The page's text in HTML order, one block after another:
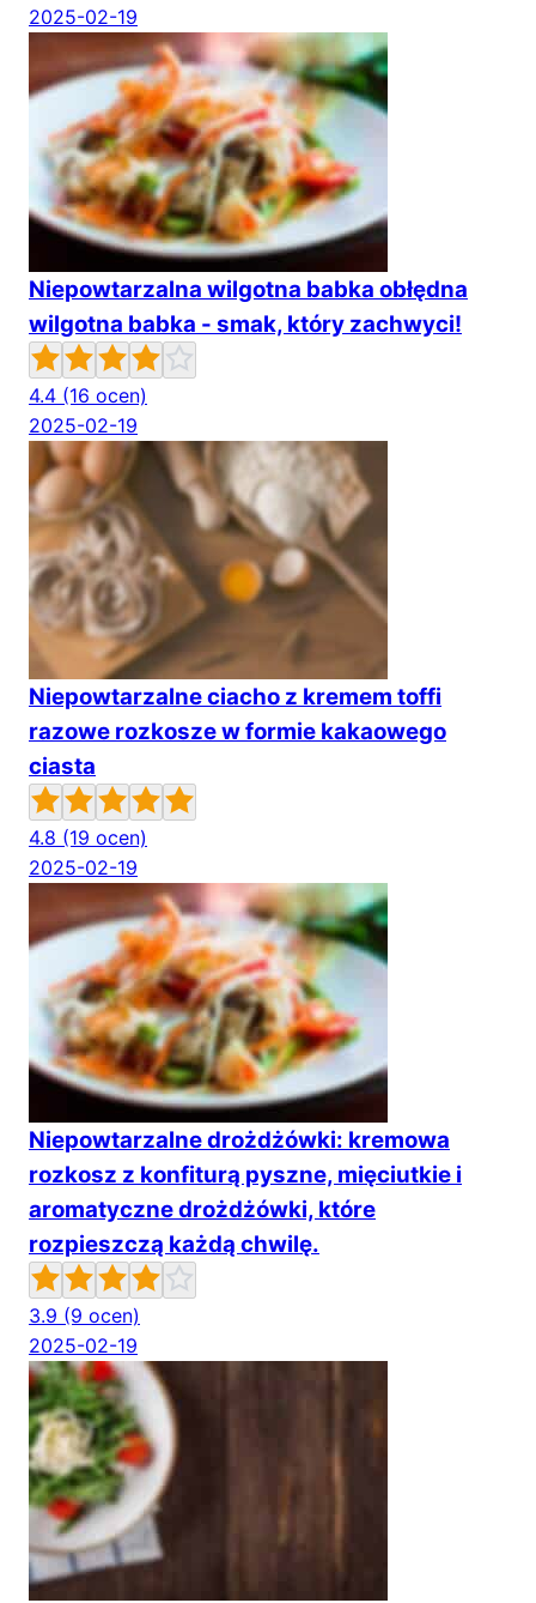
2025-02-19
Niepowtarzalna wilgotna babka obłędna
wilgotna babka - smak, który zachwyci!
4.4 (16 ocen)
2025-02-19
Niepowtarzalne ciacho z kremem toffi
razowe rozkosze w formie kakaowego
ciasta
4.8 (19 ocen)
2025-02-19
Niepowtarzalne drożdżówki: kremowa
rozkosz z konfiturą pyszne, mięciutkie i
aromatyczne drożdżówki, które
rozpieszczą każdą chwilę.
3.9 (9 ocen)
2025-02-19